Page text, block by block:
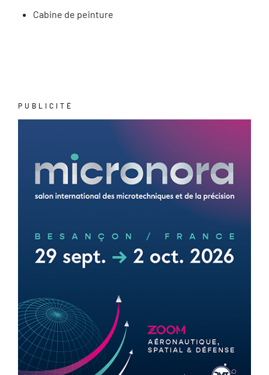
Cabine de peinture
PUBLICITÉ